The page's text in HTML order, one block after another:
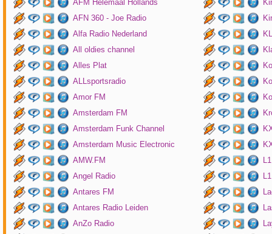
AFM Helemaal Hollands
AFN 360 - Joe Radio
Alfa Radio Nederland
All oldies channel
Alles Plat
ALLsportsradio
Amor FM
Amsterdam FM
Amsterdam Funk Channel
Amsterdam Music Electronic
AMW.FM
Angel Radio
Antares FM
Antares Radio Leiden
AnZo Radio